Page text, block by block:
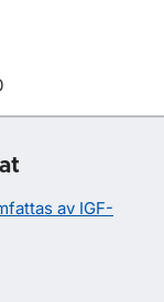
av IGF-